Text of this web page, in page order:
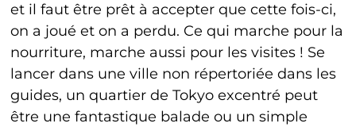
et il faut être prêt à accepter que cette fois-ci,
on a joué et on a perdu. Ce qui marche pour la
nourriture, marche aussi pour les visites ! Se
lancer dans une ville non répertoriée dans les
guides, un quartier de Tokyo excentré peut
être une fantastique balade ou un simple